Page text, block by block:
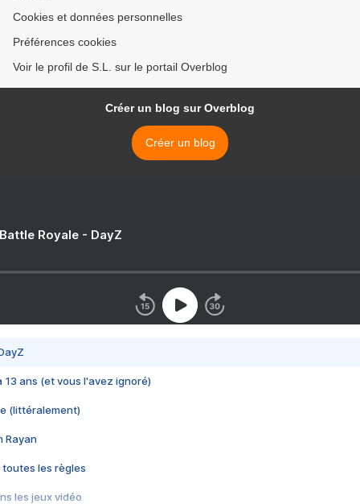
Cookies et données personnelles
Préférences cookies
Voir le profil de S.L. sur le portail Overblog
Créer un blog sur Overblog
Créer un blog
Royale - DayZ
13 ans (et vous l'avez ignoré)
(littéralement)
Rayan
toutes les règles
les jeux vidéo